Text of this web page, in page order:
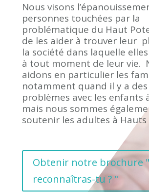
Nous visons
personnes touchées par la
problématique du Haut
de les aider à trouver leur
la société dans laquelle
à tout moment de leur vie.
aidons en particulier les
notamment quand il y a des
problèmes avec les enfants
mais nous sommes
soutenir les adultes à
Obtenir notre brochure
reconnaîtras-tu ? "